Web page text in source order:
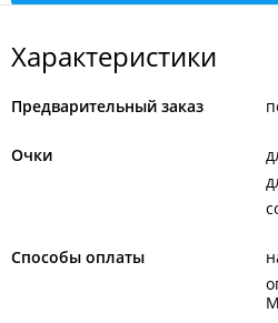
Характеристики
Предварительный заказ
Очки
Способы оплаты